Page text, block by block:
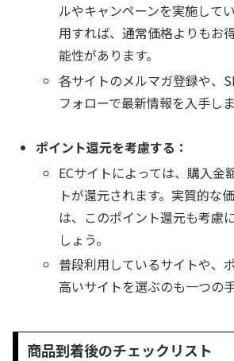
ルやキャンペーンを実施して
用すれば、通常価格よりもお
能性があります。
各サイトのメルマガ登録や、
フォローで最新情報を入手しま
ポイント還元を考慮する：
ECサイトによっては、購入金
トが還元されます。実質的な
は、このポイント還元も考慮
しょう。
普段利用しているサイトや、
高いサイトを選ぶのも一つの手
商品到着後のチェックリスト